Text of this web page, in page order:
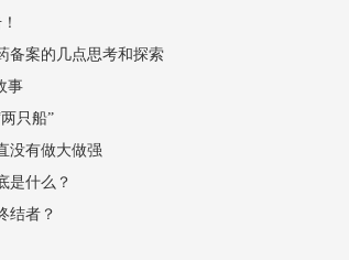
备案的几点思考和探索
事
只船”
没有做大做强
是什么？
结者？